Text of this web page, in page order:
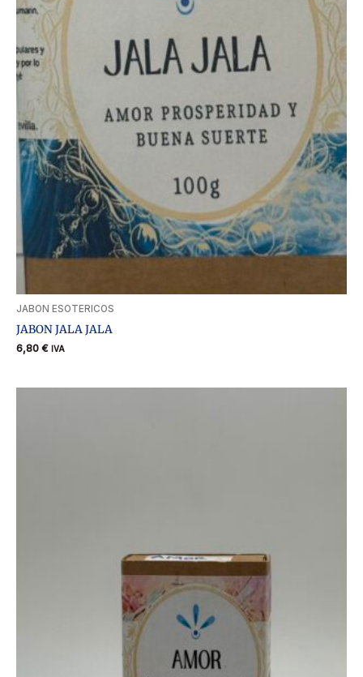
JABON ESOTERICOS
JABON JALA JALA
6,80 € IVA